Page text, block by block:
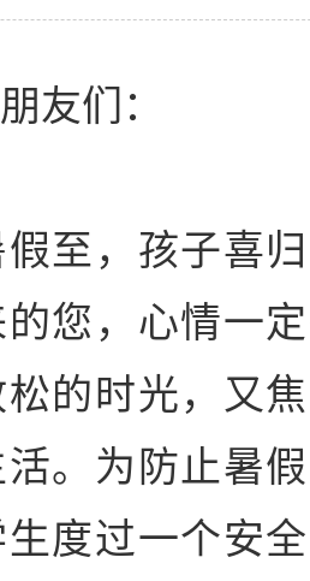
友们：
，孩子喜归
您，心情一
的时光，又
。为防止暑
度过一个安